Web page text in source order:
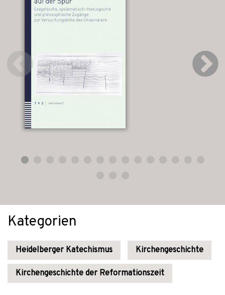
Kategorien
Heidelberger Katechismus Kirchengeschichte
Kirchengeschichte der Reformationszeit